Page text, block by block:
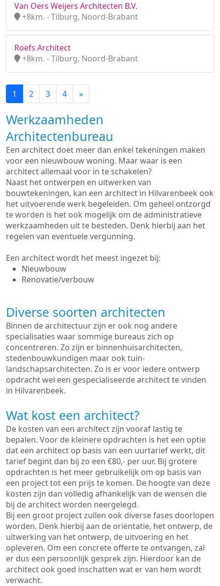
Van Oers Weijers Architecten B.V.
+8km. - Tilburg, Noord-Brabant
Roefs Architect
+8km. - Tilburg, Noord-Brabant
1 2 3 4 »
Werkzaamheden
Architectenbureau
Een architect doet meer dan enkel tekeningen maken
voor een nieuwbouw woning. Maar waar is een
architect allemaal voor in te schakelen?
Naast het ontwerpen en uitwerken van
bouwtekeningen, kan een architect in Hilvarenbeek ook
het uitvoerende werk begeleiden. Om geheel ontzorgd
te worden is het ook mogelijk om de administratieve
werkzaamheden uit te besteden. Denk hierbij aan het
regelen van eventuele vergunning.
Een architect wordt het meest ingezet bij:
Nieuwbouw
Renovatie/verbouw
Diverse soorten architecten
Binnen de architectuur zijn er ook nog andere
specialisaties waar sommige bureaus zich op
concentreren. Zo zijn er binnenhuisarchitecten,
stedenbouwkundigen maar ook tuin-
landschapsarchitecten. Zo is er voor iedere ontwerp
opdracht wel een gespecialiseerde architect te vinden
in Hilvarenbeek.
Wat kost een architect?
De kosten van een architect zijn vooraf lastig te
bepalen. Voor de kleinere opdrachten is het een optie
dat een architect op basis van een uurtarief werkt, dit
tarief begint dan bij zo een €80,- per uur. Bij grotere
opdrachten is het meer gebruikelijk om op basis van
een project tot een prijs te komen. De hoogte van deze
kosten zijn dan volledig afhankelijk van de wensen die
bij de architect worden neergelegd.
Bij een groot project zullen ook diverse fases doorlopen
worden. Denk hierbij aan de oriëntatie, het ontwerp, de
uitwerking van het ontwerp, de uitvoering en het
opleveren. Om een concrete offerte te ontvangen, zal
er dus een persoonlijk gesprek zijn. Hierdoor kan de
architect ook goed inschatten wat er van hem wordt
verwacht.